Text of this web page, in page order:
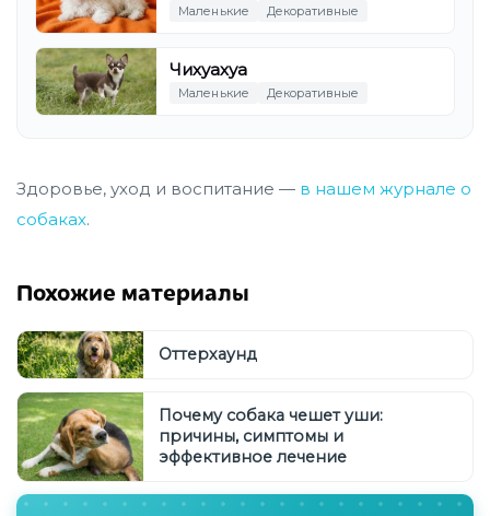
Маленькие Декоративные
Чихуахуа
Маленькие Декоративные
Здоровье, уход и воспитание — в нашем журнале о
собаках.
Похожие материалы
Оттерхаунд
Почему собака чешет уши:
причины, симптомы и
эффективное лечение